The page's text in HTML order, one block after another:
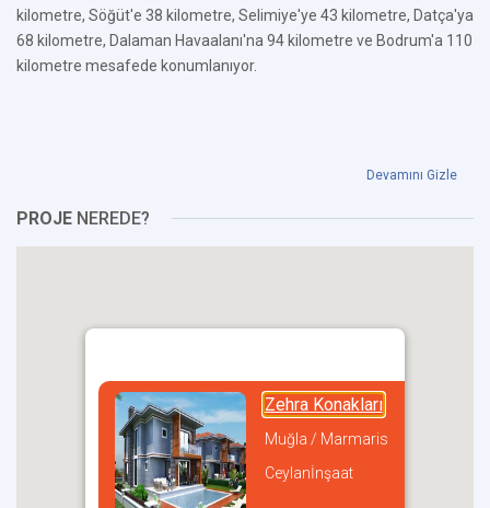
kilometre, Söğüt'e 38 kilometre, Selimiye'ye 43 kilometre, Datça'ya
68 kilometre, Dalaman Havaalanı'na 94 kilometre ve Bodrum'a 110
kilometre mesafede konumlanıyor.
Devamını Gizle
PROJE NEREDE?
Zehra Konakları
Muğla / Marmaris
Ceylanİnşaat